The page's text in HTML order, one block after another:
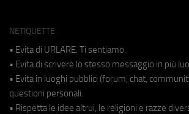
NETIQUETTE
• Evita di URLARE. Ti sentiamo.
• Evita di scrivere lo stesso messaggio in più
• Evita in luoghi pubblici (forum, chat,
questioni personali.
• Rispetta le idee altrui, le religioni e razze